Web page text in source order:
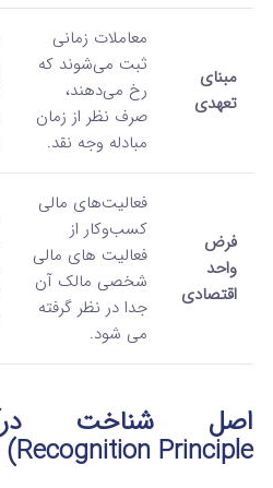
مبنای
تعهدی
معاملات زمانی
ثبت می‌شوند که
رخ می‌دهند،
صرف‌ نظر از زمان
مبادله وجه نقد.
فرض
واحد
اقتصادی
فعالیت‌های مالی
کسب‌وکار از
فعالیت‌ های مالی
شخصی مالک آن
جدا در نظر گرفته
می‌ شود.
Recognition Principle)